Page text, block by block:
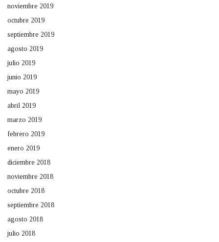
noviembre 2019
octubre 2019
septiembre 2019
agosto 2019
julio 2019
junio 2019
mayo 2019
abril 2019
marzo 2019
febrero 2019
enero 2019
diciembre 2018
noviembre 2018
octubre 2018
septiembre 2018
agosto 2018
julio 2018